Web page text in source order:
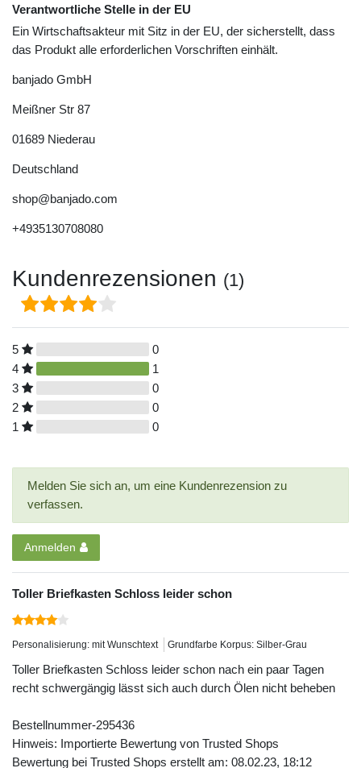
Verantwortliche Stelle in der EU
Ein Wirtschaftsakteur mit Sitz in der EU, der sicherstellt, dass
das Produkt alle erforderlichen Vorschriften einhält.
banjado GmbH
Meißner Str 87
01689 Niederau
Deutschland
shop@banjado.com
+4935130708080
Kundenrezensionen (1)
5
0
4
1
3
0
2
0
1
0
Melden Sie sich an, um eine Kundenrezension zu
verfassen.
Anmelden
Toller Briefkasten Schloss leider schon
Personalisierung: mit Wunschtext Grundfarbe Korpus: Silber-Grau
Toller Briefkasten Schloss leider schon nach ein paar Tagen
recht schwergängig lässt sich auch durch Ölen nicht beheben
Bestellnummer-295436
Hinweis: Importierte Bewertung von Trusted Shops
Bewertung bei Trusted Shops erstellt am: 08.02.23, 18:12